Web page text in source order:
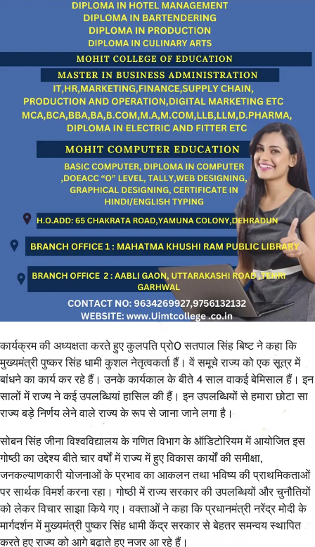
कार्यक्रम की अध्यक्षता करते हुए कुलपति प्रो0 सतपाल सिंह बिष्ट ने कहा कि
मुख्यमंत्री पुष्कर सिंह धामी कुशल नेतृत्वकर्ता हैं। वें समूचे राज्य को एक सूत्र में
बांधने का कार्य कर रहे हैं। उनके कार्यकाल के बीते 4 साल वाकई बेमिसाल हैं। इन
सालों में राज्य ने कई उपलब्धियां हासिल की हैं। इन उपलब्धियों से हमारा छोटा सा
राज्य बड़े निर्णय लेने वाले राज्य के रूप से जाना जाने लगा है।
सोबन सिंह जीना विश्वविद्यालय के गणित विभाग के ऑडिटोरियम में आयोजित इस
गोष्ठी का उद्देश्य बीते चार वर्षों में राज्य में हुए विकास कार्यों की समीक्षा,
जनकल्याणकारी योजनाओं के प्रभाव का आकलन तथा भविष्य की प्राथमिकताओं
पर सार्थक विमर्श करना रहा। गोष्ठी में राज्य सरकार की उपलब्धियों और चुनौतियों
को लेकर विचार साझा किये गए। वक्ताओं ने कहा कि प्रधानमंत्री नरेंद्र मोदी के
मार्गदर्शन में मुख्यमंत्री पुष्कर सिंह धामी केंद्र सरकार से बेहतर समन्वय स्थापित
करते हुए राज्य को आगे बढ़ाते हुए नजर आ रहे हैं।